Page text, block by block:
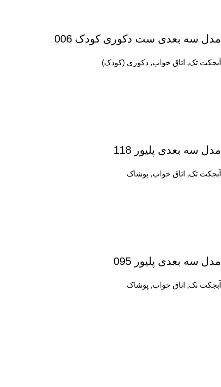
مدل سه بعدی ست دکوری کودک 006
آبجکت تک, اتاق خواب, دکوری (کودک)
مدل سه بعدی پلیور 118
آبجکت تک, اتاق خواب, پوشاک
مدل سه بعدی پلیور 095
آبجکت تک, اتاق خواب, پوشاک